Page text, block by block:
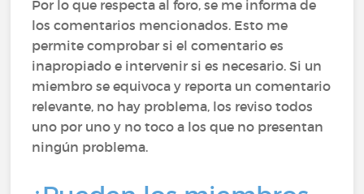
Por lo que respecta al foro, se me informa de
los comentarios mencionados. Esto me
permite comprobar si el comentario es
inapropiado e intervenir si es necesario. Si un
miembro se equivoca y reporta un comentario
relevante, no hay problema, los reviso todos
uno por uno y no toco a los que no presentan
ningún problema.